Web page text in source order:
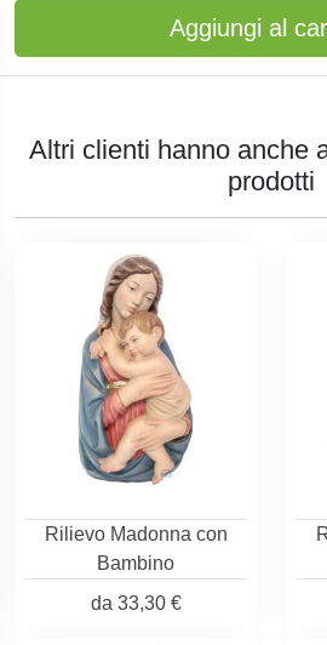
Aggiungi al
Altri clienti hanno anche
prodotti
Rilievo Madonna con
Bambino
da 33,30 €